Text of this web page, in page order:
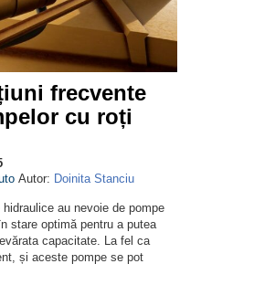
frecvente
cu roți
Autor: Doinita Stanciu
hidraulice au nevoie de pompe
stare optimă pentru a putea
capacitate. La fel ca
și aceste pompe se pot